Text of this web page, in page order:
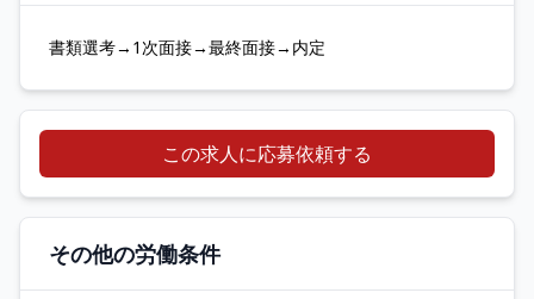
書類選考→1次面接→最終面接→内定
この求人に応募依頼する
その他の労働条件